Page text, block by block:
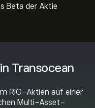
Transocean
RIG-Aktien auf einer
Multi-Asset-
Beta der Aktie